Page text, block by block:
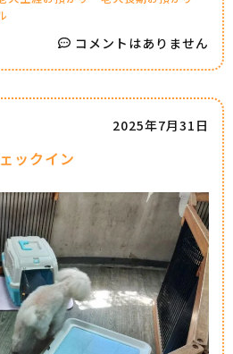
コメントはありません
ックイン
2025年7月31日